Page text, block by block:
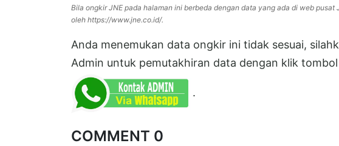
Bila ongkir JNE pada halaman ini berbeda dengan data yang ada di web
oleh https://www.jne.co.id/.
Anda menemukan data ongkir ini tidak sesuai,
Admin untuk pemutakhiran data dengan klik
.
COMMENT 0